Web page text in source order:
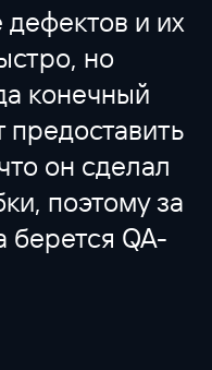
дефектов и их
но
конечный
предоставить
он сделал
поэтому за
берется QA-